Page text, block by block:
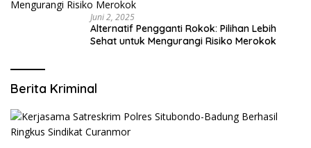
Juni 2, 2025
Alternatif Pengganti Rokok: Pilihan Lebih
Sehat untuk Mengurangi Risiko Merokok
Berita Kriminal